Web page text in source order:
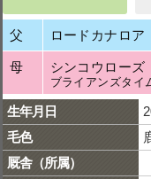
父 ロードカナロア
母 シンコウローズ
ブライアンズタイ
生年月日
毛色
厩舎（所属）